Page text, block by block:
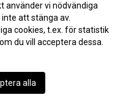
2014-09-29 10:19
IK får
använder vi nödvändiga
att stänga av.
cookies, t.ex. för statistik
du vill acceptera dessa.
alla